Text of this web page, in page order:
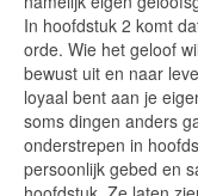
In hoofdstuk 2 komt
orde. Wie het geloof
bewust uit en naar
loyaal bent aan je
soms dingen anders
onderstrepen in
persoonlijk gebed en